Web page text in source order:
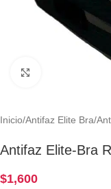
Inicio/Antifaz Elite Bra/
Antifaz Elite-Bra
$1,600